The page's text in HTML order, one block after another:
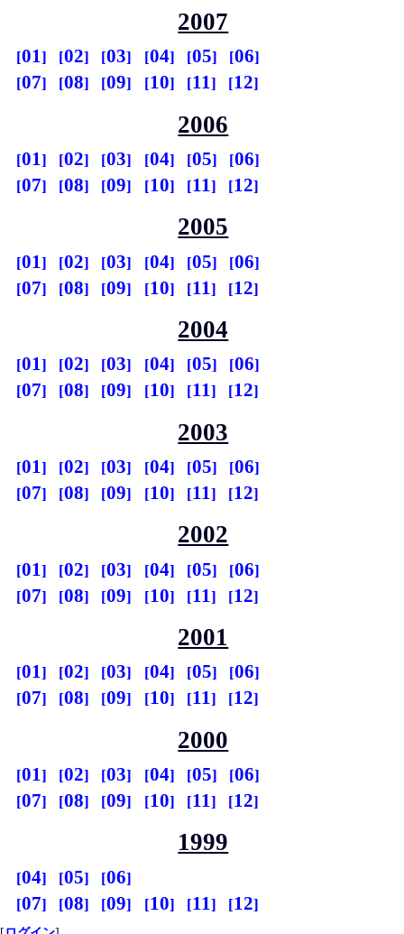
2007
01 02 03 04 05
06
07
08 09 10 11 12
2006
01 02 03 04 05
06
07
08 09 10 11 12
2005
01 02 03 04 05
06
07
08 09 10 11 12
2004
01 02 03 04 05
06
07
08 09 10 11 12
2003
01 02 03 04 05
06
07
08 09 10 11 12
2002
01 02 03 04 05
06
07
08 09 10 11 12
2001
01 02 03 04 05
06
07
08 09 10 11 12
2000
01 02 03 04 05
06
07
08 09 10 11 12
1999
04 05
06
07
08 09 10 11 12